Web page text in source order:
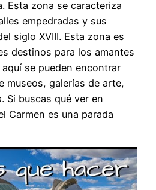
Esta zona se caracteriza
empedradas y sus
siglo XVIII. Esta zona es
destinos para los amantes
se pueden encontrar
museos, galerías de arte,
Si buscas qué ver en
Carmen es una parada